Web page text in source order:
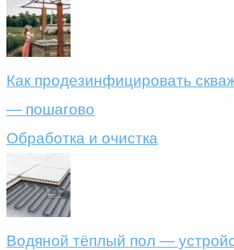
Как продезинфицировать
— пошагово
Обработка и очистка
Водяной тёплый пол —